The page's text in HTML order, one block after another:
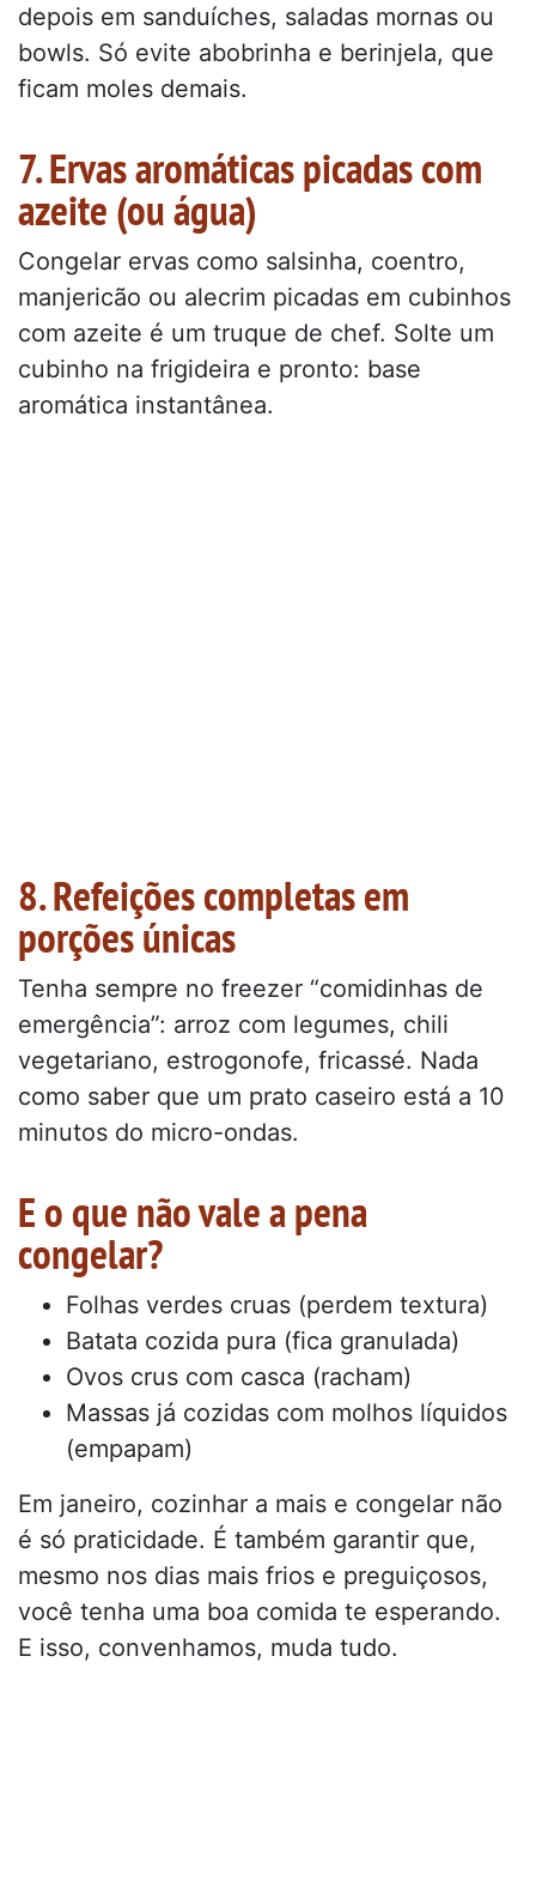
depois em sanduíches, saladas mornas ou
bowls. Só evite abobrinha e berinjela, que
ficam moles demais.
7. Ervas aromáticas picadas com
azeite (ou água)
Congelar ervas como salsinha, coentro,
manjericão ou alecrim picadas em cubinhos
com azeite é um truque de chef. Solte um
cubinho na frigideira e pronto: base
aromática instantânea.
8. Refeições completas em
porções únicas
Tenha sempre no freezer “comidinhas de
emergência”: arroz com legumes, chili
vegetariano, estrogonofe, fricassé. Nada
como saber que um prato caseiro está a 10
minutos do micro-ondas.
E o que não vale a pena
congelar?
Folhas verdes cruas (perdem textura)
Batata cozida pura (fica granulada)
Ovos crus com casca (racham)
Massas já cozidas com molhos líquidos
(empapam)
Em janeiro, cozinhar a mais e congelar não
é só praticidade. É também garantir que,
mesmo nos dias mais frios e preguiçosos,
você tenha uma boa comida te esperando.
E isso, convenhamos, muda tudo.